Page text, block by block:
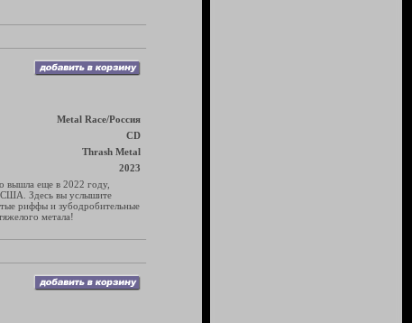
Metal Race/Россия
CD
Thrash Metal
2023
вышла еще в 2022 году,
США. Здесь вы услышите
риффы и зубодробительные
метала!